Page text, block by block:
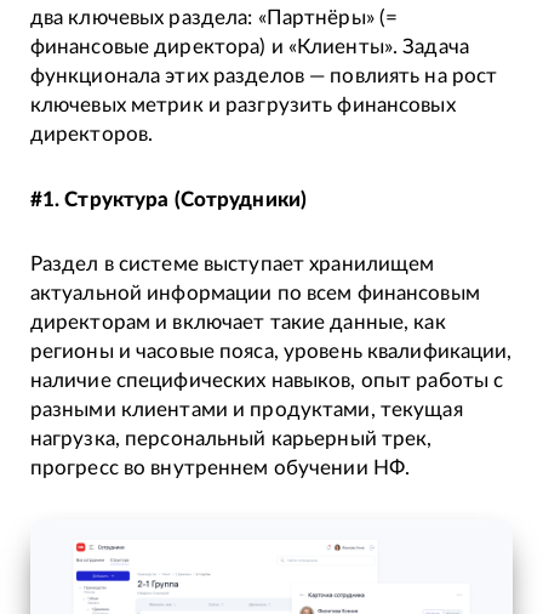
два ключевых раздела: «Партнёры» (=
финансовые директора) и «Клиенты». Задача
функционала этих разделов — повлиять на рост
ключевых метрик и разгрузить финансовых
директоров.
#1. Структура (Сотрудники)
Раздел в системе выступает хранилищем
актуальной информации по всем финансовым
директорам и включает такие данные, как
регионы и часовые пояса, уровень квалификации,
наличие специфических навыков, опыт работы с
разными клиентами и продуктами, текущая
нагрузка, персональный карьерный трек,
прогресс во внутреннем обучении НФ.